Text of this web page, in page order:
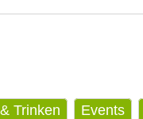
Trinken Events